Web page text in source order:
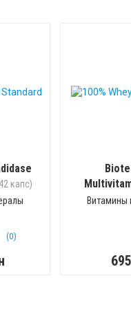
капс)
(0)
(60
Витамины